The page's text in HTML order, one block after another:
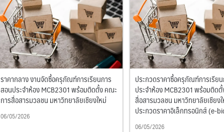
ราคากลาง งานจัดซื้อครุภัณฑ์การเรียนการ
สอนประจำห้อง MCB2301 พร้อมติดตั้ง คณะ
การสื่อสารมวลชน มหาวิทยาลัยเชียงใหม่
06/05/2026
ประกวดราคาซื้อครุภัณฑ์การเรีย
ประจำห้อง MCB2301 พร้อมติด
สื่อสารมวลชน มหาวิทยาลัยเชียง
ประกวดราคาอิเล็กทรอนิกส์ (e-
06/05/2026